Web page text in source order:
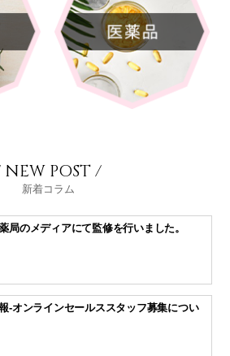
POST /
新着コラム
局のメディアにて監修を行いました。
-オンラインセールススタッフ募集につい